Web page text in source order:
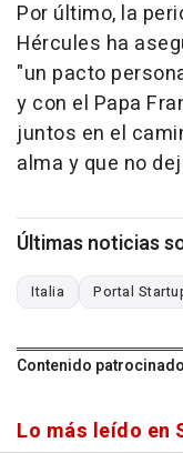
Por último, la
Hércules ha
"un pacto
y con el Papa
juntos en el
alma y que no
Últimas noticias
Italia Portal
Contenido patrocinado
Lo más leído en